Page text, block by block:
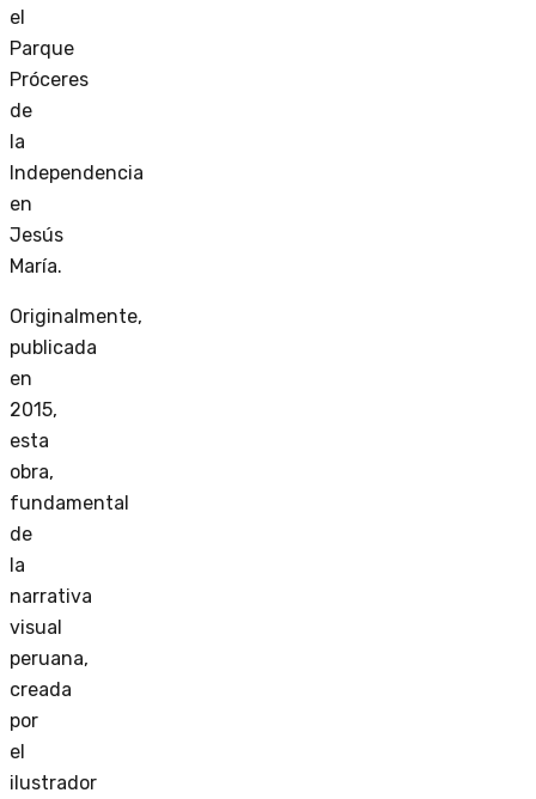
el
Parque
Próceres
de
la
Independencia
en
Jesús
María.
Originalmente,
publicada
en
2015,
esta
obra,
fundamental
de
la
narrativa
visual
peruana,
creada
por
el
ilustrador